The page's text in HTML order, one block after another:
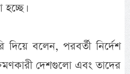
দিয়ে বলেন, পরবর্তী নির্দেশ
দেশগুলো এবং তাদের